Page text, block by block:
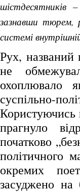
зазнавши тюрем,
системі
Рух, названий
не
охоплювало
суспільно-
Користуючись
прагнуло
початково
політичного
окремих
засуджено на